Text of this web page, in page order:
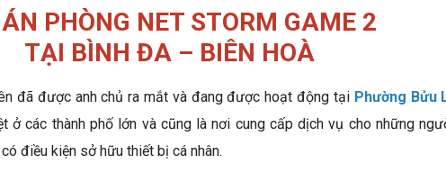
PHÒNG NET STORM GAME 2
TẠI BÌNH ĐA – BIÊN HOÀ
đã được anh chủ ra mắt và đang được hoạt động tại Phường Bửu
ở các thành phố lớn và cũng là nơi cung cấp dịch vụ cho những
điều kiện sở hữu thiết bị cá nhân.